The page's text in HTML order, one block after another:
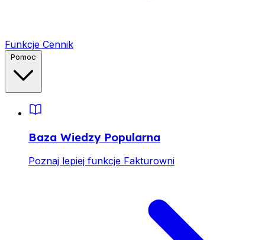
Funkcje Cennik
Baza Wiedzy Popularna
Poznaj lepiej funkcje Fakturowni